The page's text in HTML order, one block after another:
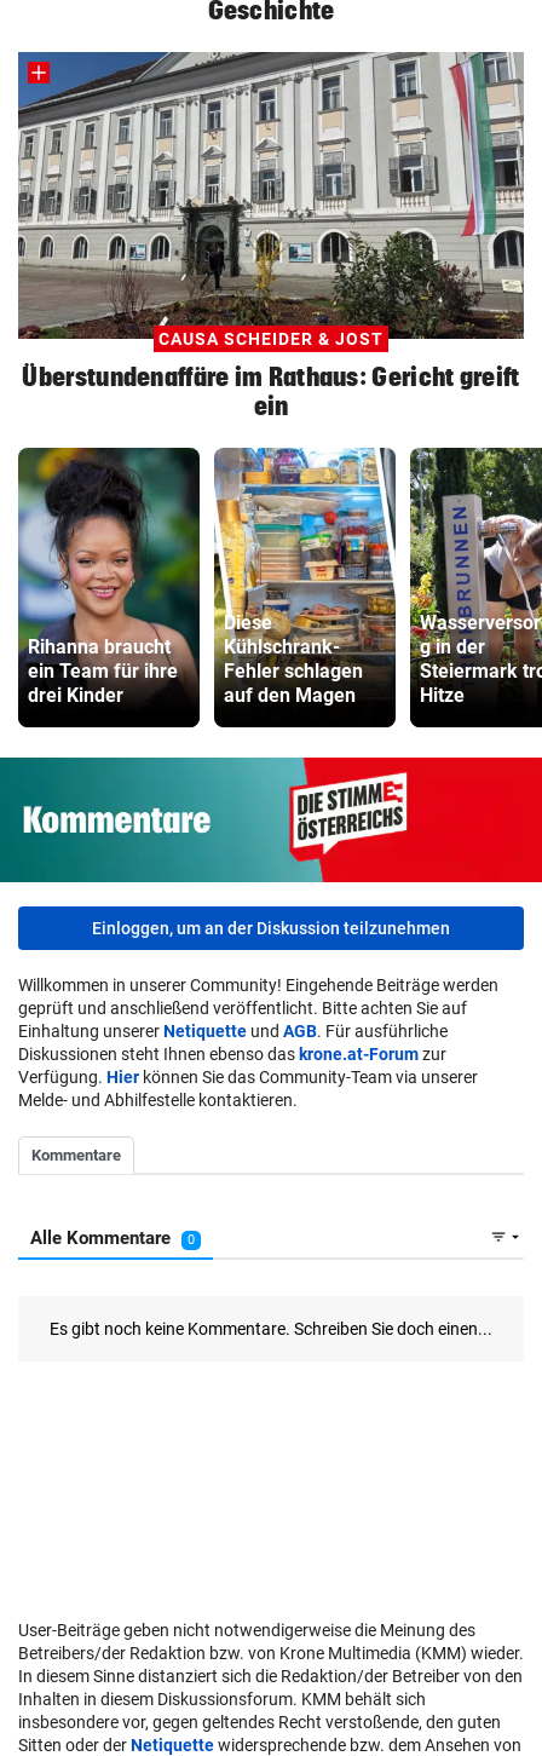
Geschichte
CAUSA SCHEIDER & JOST
Überstundenaffäre im Rathaus: Gericht greift
ein
Rihanna braucht
ein Team für ihre
drei Kinder
Diese
Kühlschrank-
Fehler schlagen
auf den Magen
g in der
Steiermark
Hitze
Einloggen, um an der Diskussion teilzunehmen
Willkommen in unserer Community! Eingehende Beiträge werden
geprüft und anschließend veröffentlicht. Bitte achten Sie auf
Einhaltung unsererNetiquette und AGB. Für ausführliche
Diskussionen steht Ihnen ebenso das krone.at-Forumzur
Verfügung. Hier können Sie das Community-Team via unserer
Melde- und Abhilfestelle kontaktieren.
User-Beiträge geben nicht notwendigerweise die Meinung des
Betreibers/der Redaktion bzw. von Krone Multimedia (KMM) wieder.
In diesem Sinne distanziert sich die Redaktion/der Betreiber von den
Inhalten in diesem Diskussionsforum. KMM behält sich
insbesondere vor, gegen geltendes Recht verstoßende, den guten
Sitten oder derNetiquettewidersprechende bzw. dem Ansehen von